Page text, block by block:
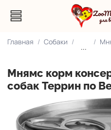
Главная Собаки
...
Мнямс корм
собак Террин по